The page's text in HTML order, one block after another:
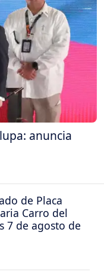
anuncia
de Placa
Carro del
7 de agosto de